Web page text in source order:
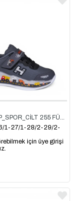
HUNTER_P_SPOR_CİLT 255 FÜME_GÜMÜŞ
1-27/1-28/2-29/2-
için üye girişi